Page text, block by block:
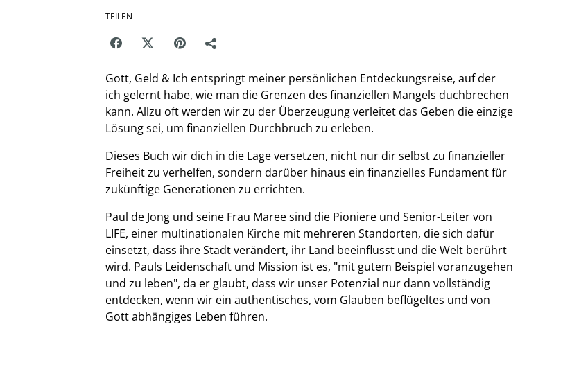
TEILEN
Gott, Geld & Ich entspringt meiner persönlichen Entdeckungsreise, auf der
ich gelernt habe, wie man die Grenzen des finanziellen Mangels duchbrechen
kann. Allzu oft werden wir zu der Überzeugung verleitet das Geben die einzige
Lösung sei, um finanziellen Durchbruch zu erleben.
Dieses Buch wir dich in die Lage versetzen, nicht nur dir selbst zu finanzieller
Freiheit zu verhelfen, sondern darüber hinaus ein finanzielles Fundament für
zukünftige Generationen zu errichten.
Paul de Jong und seine Frau Maree sind die Pioniere und Senior-Leiter von
LIFE, einer multinationalen Kirche mit mehreren Standorten, die sich dafür
einsetzt, dass ihre Stadt verändert, ihr Land beeinflusst und die Welt berührt
wird. Pauls Leidenschaft und Mission ist es, "mit gutem Beispiel voranzugehen
und zu leben", da er glaubt, dass wir unser Potenzial nur dann vollständig
entdecken, wenn wir ein authentisches, vom Glauben beflügeltes und von
Gott abhängiges Leben führen.